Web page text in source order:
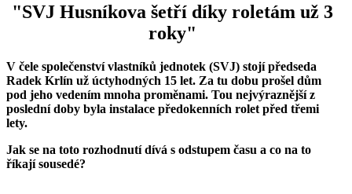
"SVJ Husníkova šetří díky roletám už 3
roky"
V čele společenství vlastníků jednotek (SVJ) stojí předseda
Radek Krlín už úctyhodných 15 let. Za tu dobu prošel dům
pod jeho vedením mnoha proměnami. Tou nejvýraznější z
poslední doby byla instalace předokenních rolet před třemi
lety.
Jak se na toto rozhodnutí dívá s odstupem času a co na to
říkají sousedé?